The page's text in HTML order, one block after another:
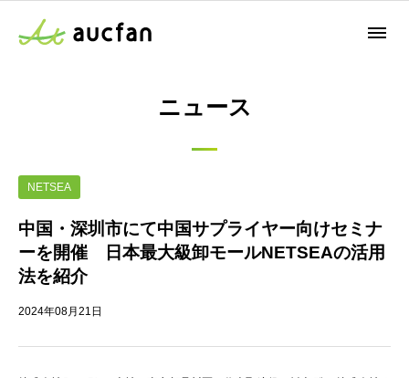
ニュース
NETSEA
中国・深圳市にて中国サプライヤー向けセミナ
ーを開催 日本最大級卸モールNETSEAの活用
法を紹介
2024年08月21日